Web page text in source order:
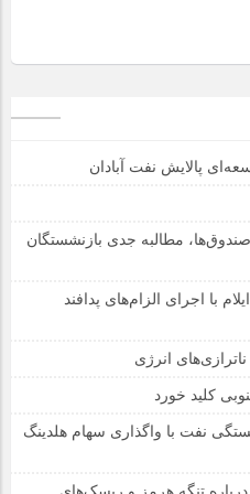
پالایش نفت آبادان
مطالبه جدی بازنشستگان
با اجرای الزام‌های پدافند
انرژی
کلید خورد
نفت با واگذاری سهام هلدینگ